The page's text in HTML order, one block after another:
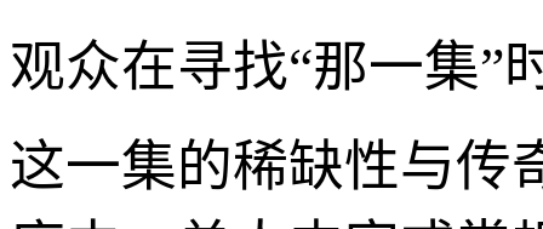
观众在寻找“那一集”
这一集的稀缺性与传